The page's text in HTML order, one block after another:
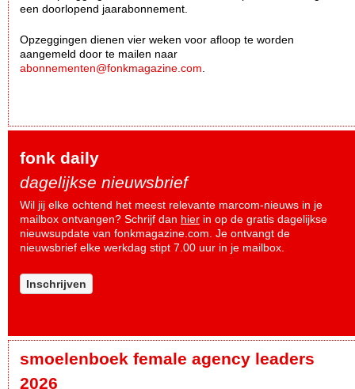
een doorlopend jaarabonnement.
Opzeggingen dienen vier weken voor afloop te worden
aangemeld door te mailen naar
abonnementen@fonkmagazine.com
fonk daily
dagelijkse nieuwsbrief
Wil jij elke ochtend het meest relevante marcom-nieuws in je
mailbox ontvangen? Schrijf dan hier in op de gratis dagelijkse
nieuwsupdate van fonkmagazine.com. Je ontvangt de
nieuwsbrief elke werkdag stipt 7.00 uur in je mailbox.
Inschrijven
smoelenboek female agency leaders
2026